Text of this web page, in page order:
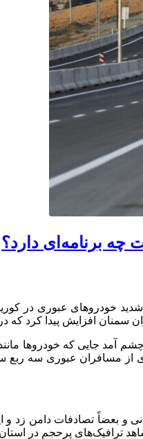
چه برنامه‌ای دارد؟
در آغاز سفرهای نوروزی ۱۴۰۴ ترافیک
جایی که خودروها
عبوری سه ربع
و بعضاً تصادفات دامن زد
ترافیک‌های پرحجم در